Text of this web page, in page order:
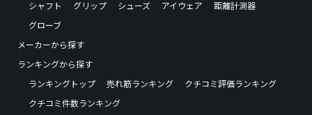
シャフト
グリップ シューズ アイウェア
距離計測器
グローブ
メーカーから探す
ランキングから探す
ランキングトップ
売れ筋ランキング
クチコミ評価ランキング
クチコミ件数ランキング